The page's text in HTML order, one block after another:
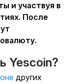
и участвуя в
После
Yescoin?
других